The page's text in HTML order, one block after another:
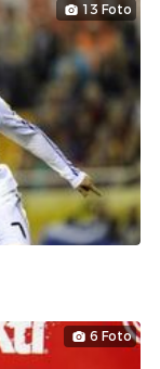
13 Foto
6 Foto